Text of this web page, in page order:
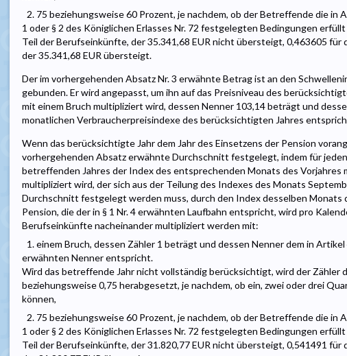
2. 75 beziehungsweise 60 Prozent, je nachdem, ob der Betreffende die in
1 oder § 2 des Königlichen Erlasses Nr. 72 festgelegten Bedingungen
Teil der Berufseinkünfte, der 35.341,68 EUR nicht übersteigt, 0,463605 für
der 35.341,68 EUR übersteigt.
Der im vorhergehenden Absatz Nr. 3 erwähnte Betrag ist an den
gebunden. Er wird angepasst, um ihn auf das Preisniveau des
mit einem Bruch multipliziert wird, dessen Nenner 103,14 beträgt und
monatlichen Verbraucherpreisindexe des berücksichtigten Jahres
Wenn das berücksichtigte Jahr dem Jahr des Einsetzens der Pension
vorhergehenden Absatz erwähnte Durchschnitt festgelegt, indem für
betreffenden Jahres der Index des entsprechenden Monats des Vorjahres
multipliziert wird, der sich aus der Teilung des Indexes des Monats
Durchschnitt festgelegt werden muss, durch den Index desselben Monats
Pension, die der in § 1 Nr. 4 erwähnten Laufbahn entspricht, wird pro
Berufseinkünfte nacheinander multipliziert werden mit:
1. einem Bruch, dessen Zähler 1 beträgt und dessen Nenner dem in
erwähnten Nenner entspricht.
Wird das betreffende Jahr nicht vollständig berücksichtigt, wird der Zähler
beziehungsweise 0,75 herabgesetzt, je nachdem, ob ein, zwei oder drei
können,
2. 75 beziehungsweise 60 Prozent, je nachdem, ob der Betreffende die in
1 oder § 2 des Königlichen Erlasses Nr. 72 festgelegten Bedingungen
Teil der Berufseinkünfte, der 31.820,77 EUR nicht übersteigt, 0,541491 für